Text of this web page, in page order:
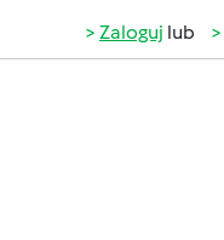
Zaloguj lub